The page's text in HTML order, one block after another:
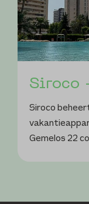
Siroco
Siroco
Gemelos 22